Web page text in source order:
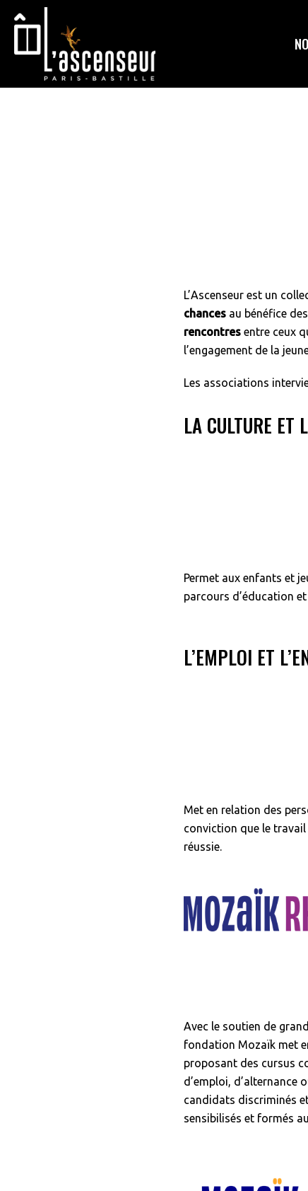
L’Ascenseur est un
chances au bénéfice
rencontres entre ceux
l’engagement de la
Les associations
LA CULTURE ET
Permet aux enfants et
parcours d’éducation
L’EMPLOI ET
Met en relation des
conviction que le
réussie.
Avec le soutien de
fondation Mozaïk met
proposant des cursus
d’emploi, d’alternance
candidats discriminés
sensibilisés et formés